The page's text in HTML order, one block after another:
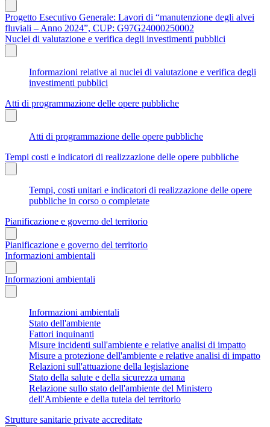
Progetto Esecutivo Generale: Lavori di “manutenzione degli alvei
fluviali – Anno 2024”, CUP: G97G24000250002
Nuclei di valutazione e verifica degli investimenti pubblici
Informazioni relative ai nuclei di valutazione e verifica degli
investimenti pubblici
Atti di programmazione delle opere pubbliche
Atti di programmazione delle opere pubbliche
Tempi costi e indicatori di realizzazione delle opere pubbliche
Tempi, costi unitari e indicatori di realizzazione delle opere
pubbliche in corso o completate
Pianificazione e governo del territorio
Pianificazione e governo del territorio
Informazioni ambientali
Informazioni ambientali
Informazioni ambientali
Stato dell'ambiente
Fattori inquinanti
Misure incidenti sull'ambiente e relative analisi di impatto
Misure a protezione dell'ambiente e relative analisi di impatto
Relazioni sull'attuazione della legislazione
Stato della salute e della sicurezza umana
Relazione sullo stato dell'ambiente del Ministero
dell'Ambiente e della tutela del territorio
Strutture sanitarie private accreditate